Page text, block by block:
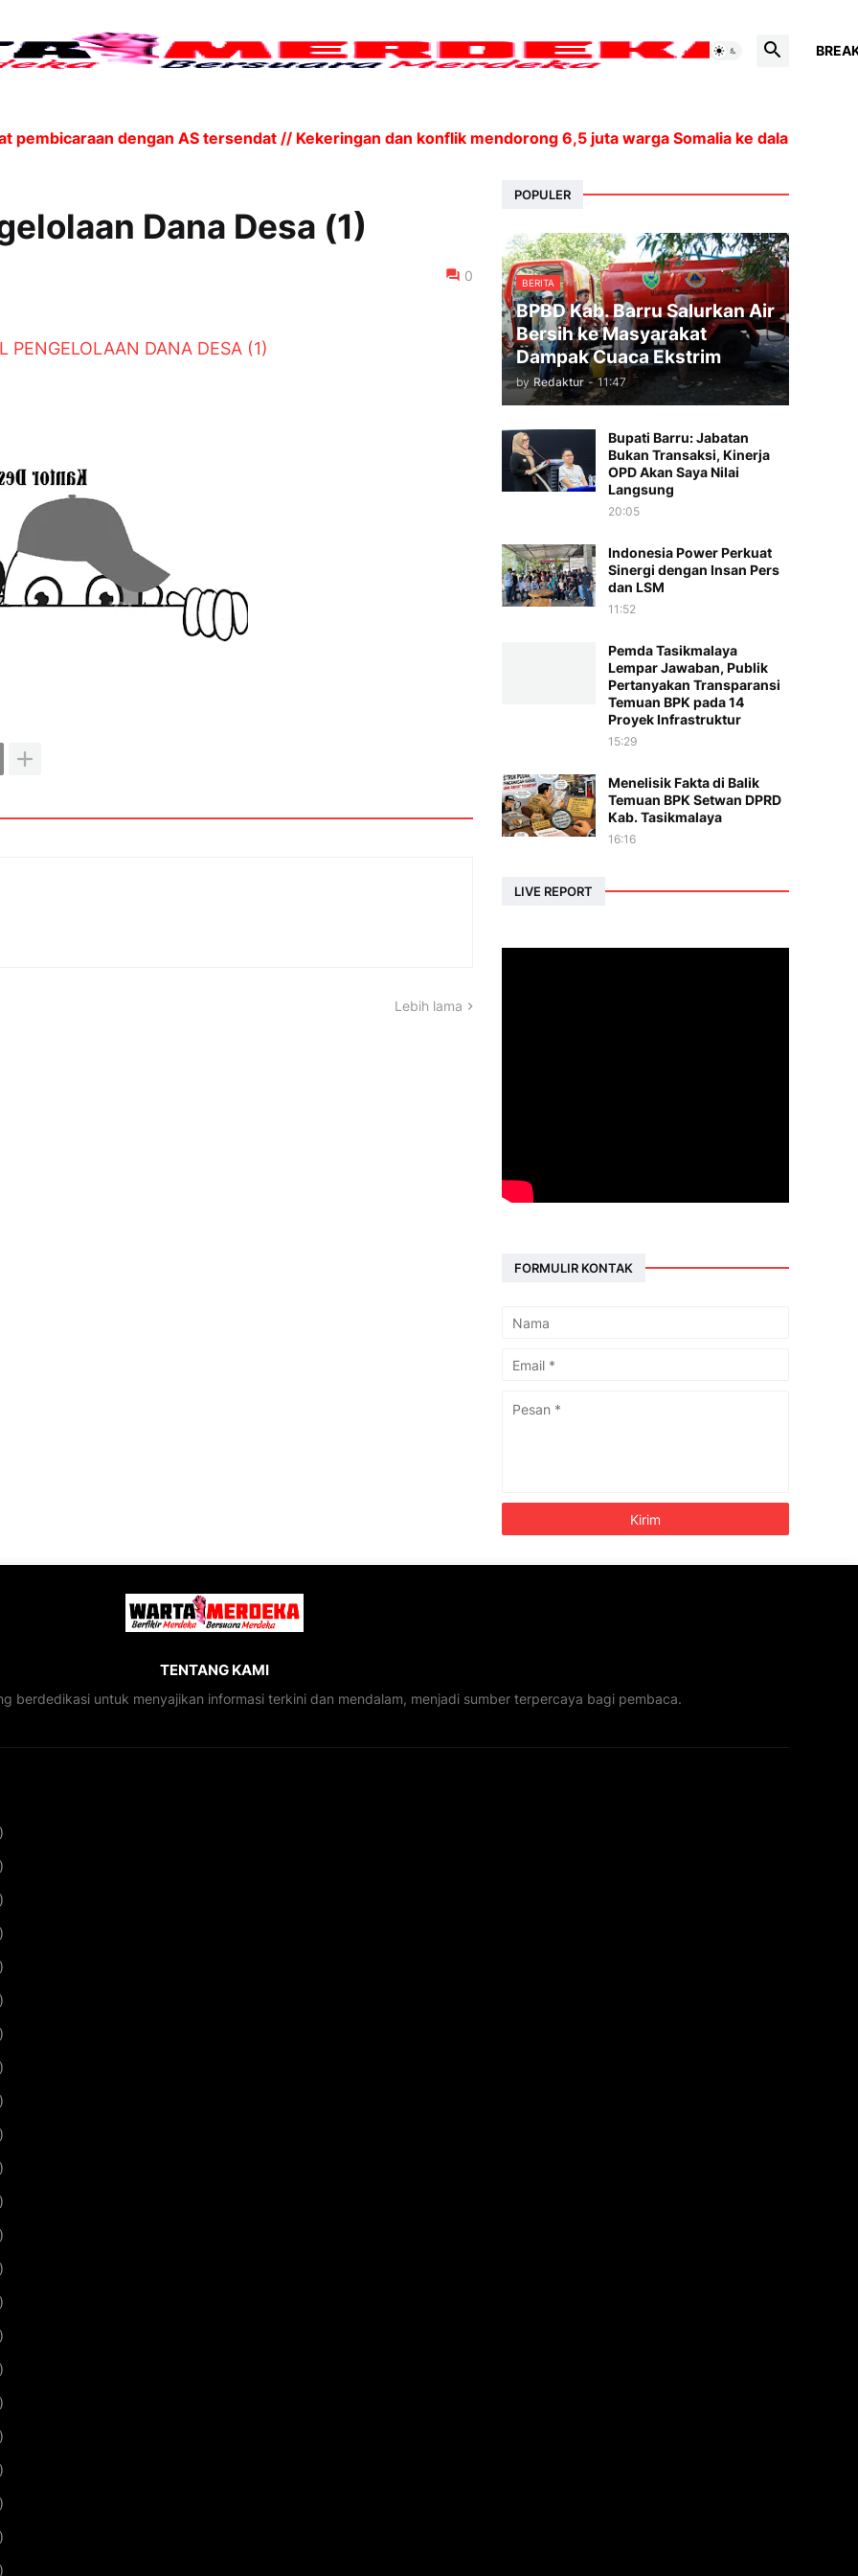
dengan AS tersendat // Kekeringan dan konflik mendorong 6,5 juta warga Somalia ke dalam
Dana Desa (1)
0
PENGELOLAAN DANA DESA (1)
Lebih lama
POPULER
BERITA
BPBD Kab. Barru Salurkan Air
Bersih ke Masyarakat
Dampak Cuaca Ekstrim
by Redaktur - 11:47
Bupati Barru: Jabatan
Bukan Transaksi, Kinerja
OPD Akan Saya Nilai
Langsung
20:05
Indonesia Power Perkuat
Sinergi dengan Insan Pers
dan LSM
11:52
Pemda Tasikmalaya
Lempar Jawaban, Publik
Pertanyakan Transparansi
Temuan BPK pada 14
Proyek Infrastruktur
15:29
Menelisik Fakta di Balik
Temuan BPK Setwan DPRD
Kab. Tasikmalaya
16:16
LIVE REPORT
FORMULIR KONTAK
TENTANG KAMI
berdedikasi untuk menyajikan informasi terkini dan mendalam, menjadi sumber terpercaya bagi pembaca.